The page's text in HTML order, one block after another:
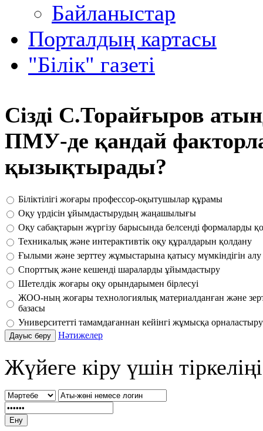
Байланыстар
Порталдың картасы
"Білік" газеті
Сізді С.Торайғыров
ПМУ-де қандай
қызықтырады?
Біліктілігі жоғары профессор-оқытушылар құрамы
Оқу үрдісін ұйымдастырудың жаңашылығы
Оқу сабақтарын жүргізу барысында белсенді формаларды
Техникалық және интерактивтік оқу құралдарын қолдану
Ғылыми және зерттеу жұмыстарына қатысу мүмкіндігін алу
Спорттық және кешенді шараларды ұйымдастыру
Шетелдік жоғары оқу орындарымен бірлесуі
ЖОО-ның жоғары технологиялық материалданған және
базасы
Университетті тамамдағаннан кейінгі жұмысқа орналастыру
Нәтижелер
Жүйеге кіру үшін